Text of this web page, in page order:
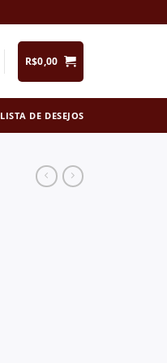
R$0,00
LISTA DE DESEJOS